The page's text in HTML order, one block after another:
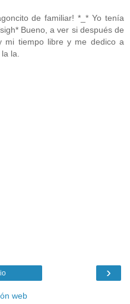
de familiar! *_* Yo tenía
Bueno, a ver si después de
mi tiempo libre y me dedico a
la.
›
web